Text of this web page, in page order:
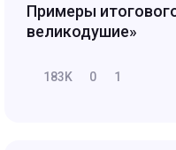
Примеры
великодушие»
183K 0 1